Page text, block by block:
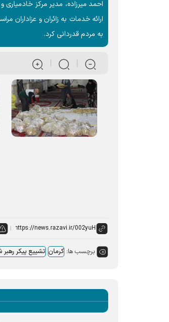
احمد میرزاده، مدیر مرکز
ارائه خدمات به زائران و
به مردم قدردانی کرد.
برچسب ها: کرمان تشییع پیکر رهبر